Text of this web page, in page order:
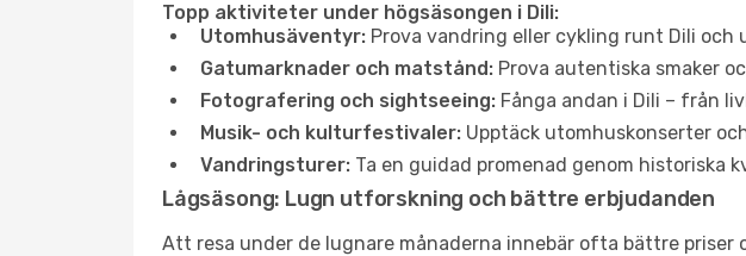
Topp aktiviteter under högsäsongen i Dili:
Utomhusäventyr: Prova vandring eller cykling runt Dili
Gatumarknader och matstånd: Prova autentiska smaker
Fotografering och sightseeing: Fånga andan i Dili – från
Musik- och kulturfestivaler: Upptäck utomhuskonserter
Vandringsturer: Ta en guidad promenad genom historiska
Lågsäsong: Lugn utforskning och bättre erbjudanden
Att resa under de lugnare månaderna innebär ofta bättre